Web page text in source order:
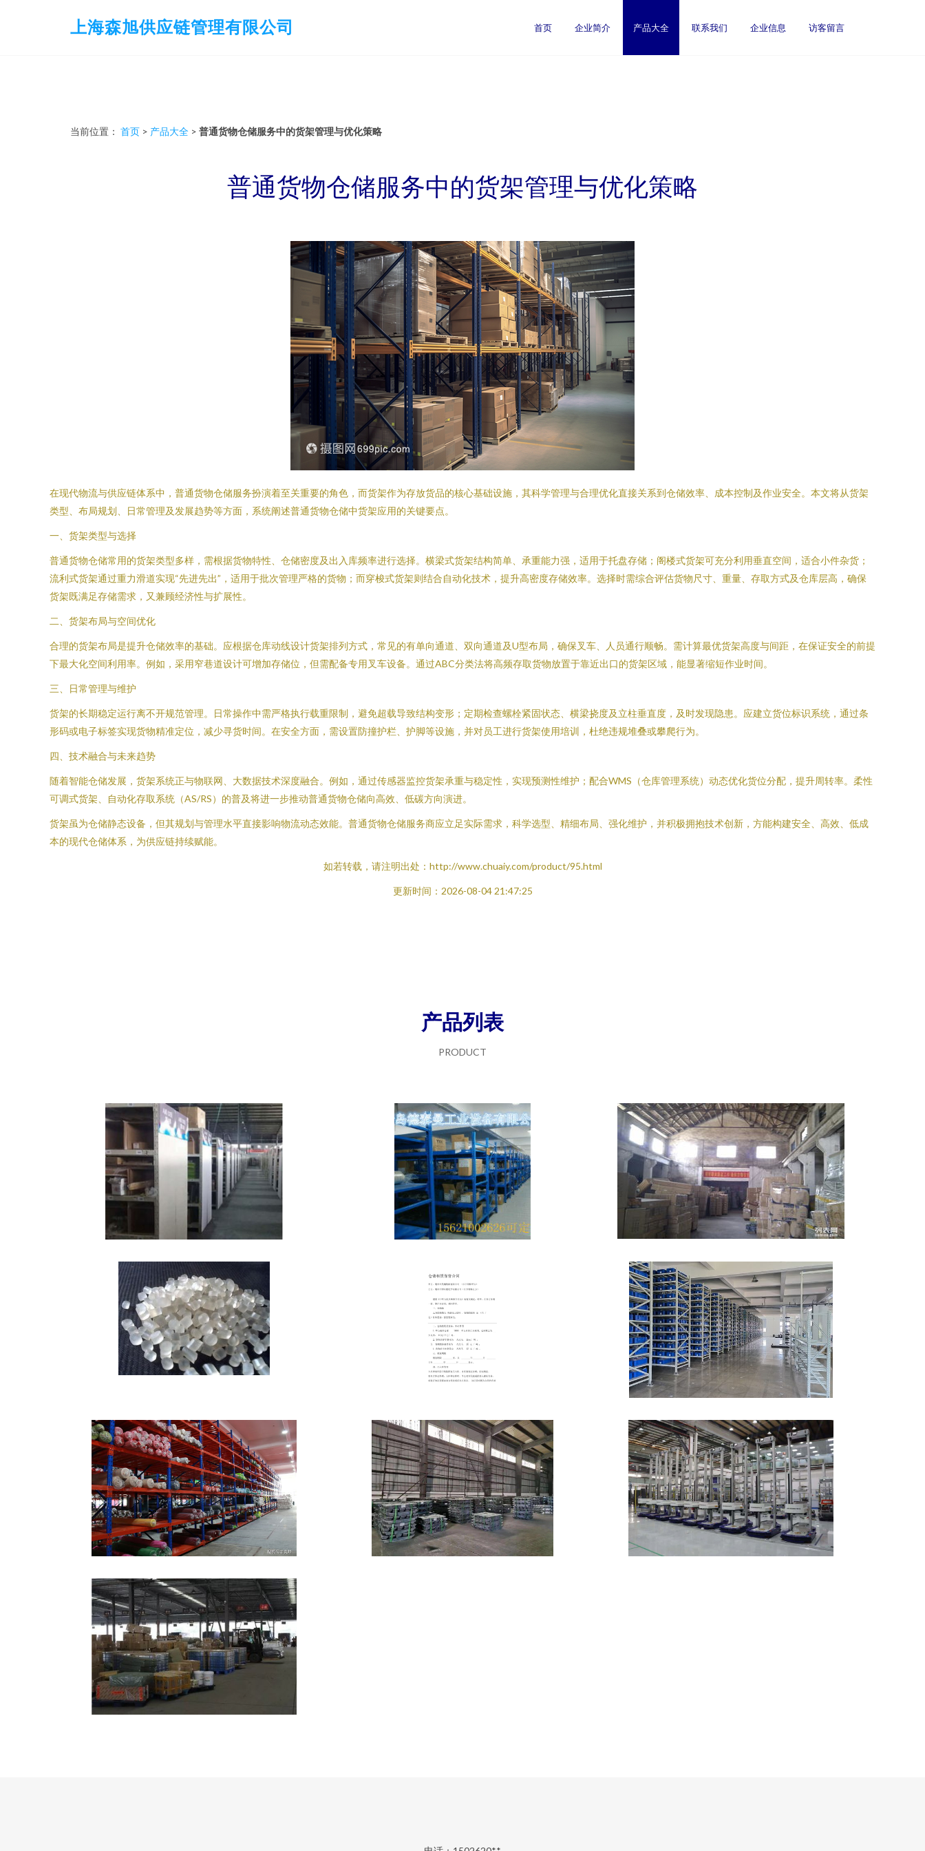
上海森旭供应链管理有限公司 首页 企业简介 产品大全 联系我们 企业信息 访客留言
当前位置： 首页 > 产品大全 > 普通货物仓储服务中的货架管理与优化策略
普通货物仓储服务中的货架管理与优化策略
在现代物流与供应链体系中，普通货物仓储服务扮演着至关重要的角色，而货架作为存放货品的核心基础设施，其科学管理与合理优化直接关系到仓储效率、成本控制及作业安全。本文将从货架
类型、布局规划、日常管理及发展趋势等方面，系统阐述普通货物仓储中货架应用的关键要点。
一、货架类型与选择
普通货物仓储常用的货架类型多样，需根据货物特性、仓储密度及出入库频率进行选择。横梁式货架结构简单、承重能力强，适用于托盘存储；阁楼式货架可充分利用垂直空间，适合小件杂货；
流利式货架通过重力滑道实现“先进先出”，适用于批次管理严格的货物；而穿梭式货架则结合自动化技术，提升高密度存储效率。选择时需综合评估货物尺寸、重量、存取方式及仓库层高，确保
货架既满足存储需求，又兼顾经济性与扩展性。
二、货架布局与空间优化
合理的货架布局是提升仓储效率的基础。应根据仓库动线设计货架排列方式，常见的有单向通道、双向通道及U型布局，确保叉车、人员通行顺畅。需计算最优货架高度与间距，在保证安全的前提
下最大化空间利用率。例如，采用窄巷道设计可增加存储位，但需配备专用叉车设备。通过ABC分类法将高频存取货物放置于靠近出口的货架区域，能显著缩短作业时间。
三、日常管理与维护
货架的长期稳定运行离不开规范管理。日常操作中需严格执行载重限制，避免超载导致结构变形；定期检查螺栓紧固状态、横梁挠度及立柱垂直度，及时发现隐患。应建立货位标识系统，通过条
形码或电子标签实现货物精准定位，减少寻货时间。在安全方面，需设置防撞护栏、护脚等设施，并对员工进行货架使用培训，杜绝违规堆叠或攀爬行为。
四、技术融合与未来趋势
随着智能仓储发展，货架系统正与物联网、大数据技术深度融合。例如，通过传感器监控货架承重与稳定性，实现预测性维护；配合WMS（仓库管理系统）动态优化货位分配，提升周转率。柔性
可调式货架、自动化存取系统（AS/RS）的普及将进一步推动普通货物仓储向高效、低碳方向演进。
货架虽为仓储静态设备，但其规划与管理水平直接影响物流动态效能。普通货物仓储服务商应立足实际需求，科学选型、精细布局、强化维护，并积极拥抱技术创新，方能构建安全、高效、低成
本的现代仓储体系，为供应链持续赋能。
如若转载，请注明出处：http://www.chuaiy.com/product/95.html
更新时间：2026-08-04 21:47:25
产品列表
PRODUCT